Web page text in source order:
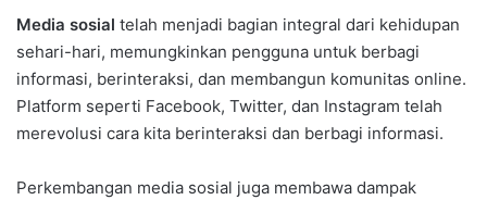
Media sosial telah menjadi bagian integral dari kehidupan
sehari-hari, memungkinkan pengguna untuk berbagi
informasi, berinteraksi, dan membangun komunitas online.
Platform seperti Facebook, Twitter, dan Instagram telah
merevolusi cara kita berinteraksi dan berbagi informasi.
Perkembangan media sosial juga membawa dampak